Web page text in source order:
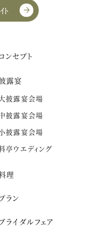
ンセプト
露宴
披露宴会場
披露宴会場
披露宴会場
亭ウエディング
理
ラン
ライダルフェア